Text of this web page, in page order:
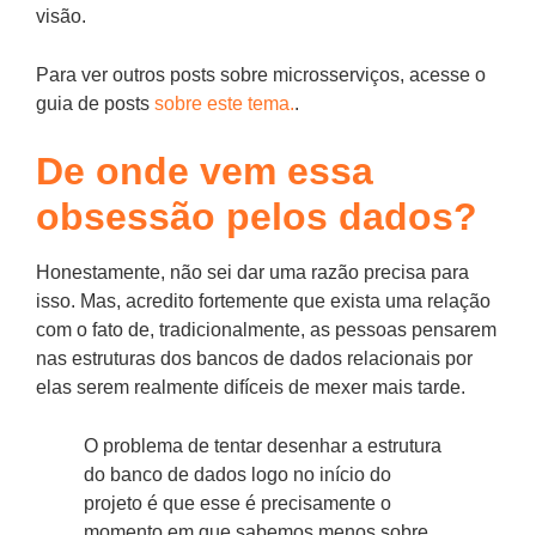
visão.
Para ver outros posts sobre microsserviços, acesse o
guia de posts sobre este tema..
De onde vem essa
obsessão pelos dados?
Honestamente, não sei dar uma razão precisa para
isso. Mas, acredito fortemente que exista uma relação
com o fato de, tradicionalmente, as pessoas pensarem
nas estruturas dos bancos de dados relacionais por
elas serem realmente difíceis de mexer mais tarde.
O problema de tentar desenhar a estrutura
do banco de dados logo no início do
projeto é que esse é precisamente o